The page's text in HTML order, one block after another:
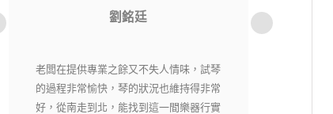
洪貫傑
老闆相當用心，每一把琴都經過細心挑選
又嚴格把關，現場琴各有各的特色，在這
裡絕對能找到自己適合有喜愛的琴。